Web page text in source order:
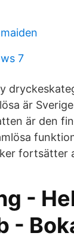
7
är
är den
fortsätter
-
-